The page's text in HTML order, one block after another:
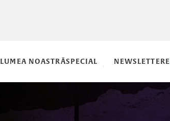
LUMEA NOASTRĂSPECIAL NEWSLETTERE